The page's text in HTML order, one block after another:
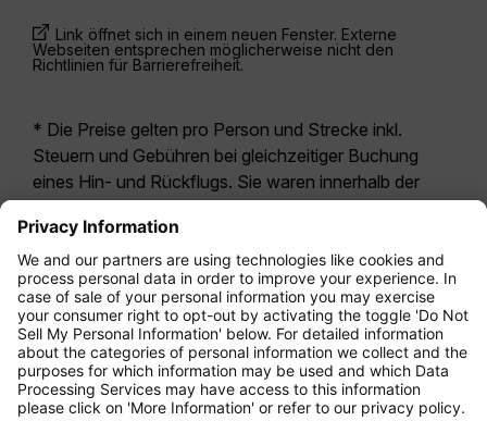
Link öffnet sich in einem neuen Fenster. Externe
Webseiten entsprechen möglicherweise nicht den
Richtlinien für Barrierefreiheit.
* Die Preise gelten pro Person und Strecke inkl.
Steuern und Gebühren bei gleichzeitiger Buchung
eines Hin- und Rückflugs. Sie waren innerhalb der
möglicherweise nicht mehr aktuell. Bei den für die
Economy Class angegebenen Tarifen handelt es
sich i.d.R. um Economy Zero, unsere restriktivste
Tarifoption. Es können hierfür zusätzliche Gebühren
fürAufgabegepäckoder für andere optionale
Leistungen anfallen. Es gelten dieAllgemeinen
Geschäftsbedingungen .